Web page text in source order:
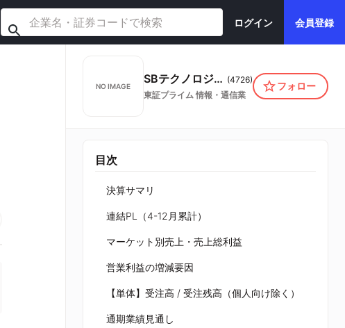
ログイン 会員登録
NO IMAGE
SBテクノロジー株式会社 (4726)
東証プライム 情報・通信業
フォロー
目次
決算サマリ
連結PL（4-12月累計）
マーケット別売上・売上総利益
営業利益の増減要因
【単体】受注高 / 受注残高（個人向け除く）
通期業績見通し